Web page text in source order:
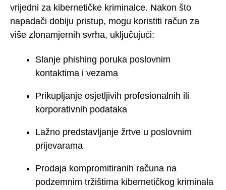
vrijedni za kibernetičke kriminalce. Nakon što
napadači dobiju pristup, mogu koristiti račun za
više zlonamjernih svrha, uključujući:
Slanje phishing poruka poslovnim
kontaktima i vezama
Prikupljanje osjetljivih profesionalnih ili
korporativnih podataka
Lažno predstavljanje žrtve u poslovnim
prijevarama
Prodaja kompromitiranih računa na
podzemnim tržištima kibernetičkog kriminala